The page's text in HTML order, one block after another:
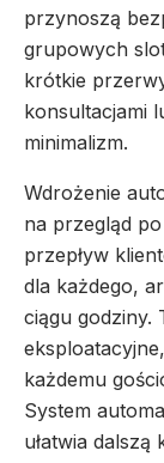
przynoszą
grupowych
krótkie
konsultacjami
minimalizm.
Wdrożenie
na przegląd
przepływ
dla każdego,
ciągu godziny.
każdemu
System
ułatwia